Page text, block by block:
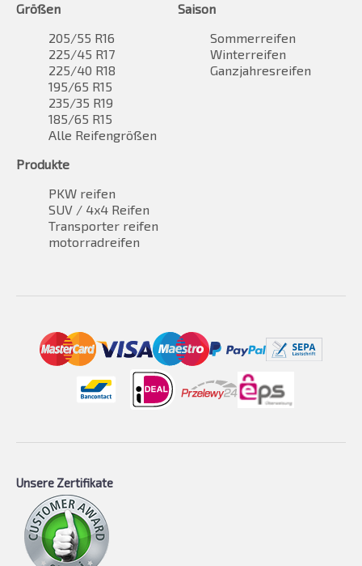
Größen
205/55 R16
225/45 R17
225/40 R18
195/65 R15
235/35 R19
185/65 R15
Alle Reifengrößen
Saison
Sommerreifen
Winterreifen
Ganzjahresreifen
Produkte
PKW reifen
SUV / 4x4 Reifen
Transporter reifen
motorradreifen
Unsere Zertifikate